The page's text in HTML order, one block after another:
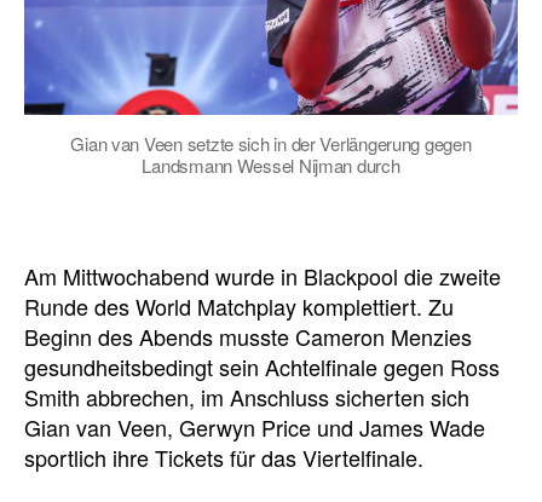
Gian van Veen setzte sich in der Verlängerung gegen
Landsmann Wessel Nijman durch
Am Mittwochabend wurde in Blackpool die zweite
Runde des World Matchplay komplettiert. Zu
Beginn des Abends musste Cameron Menzies
gesundheitsbedingt sein Achtelfinale gegen Ross
Smith abbrechen, im Anschluss sicherten sich
Gian van Veen, Gerwyn Price und James Wade
sportlich ihre Tickets für das Viertelfinale.